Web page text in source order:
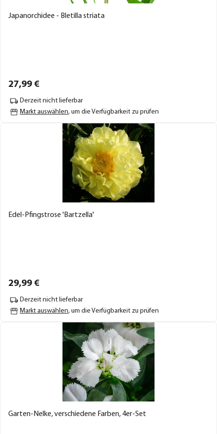
Japanorchidee - Bletilla striata
27,99 €
Derzeit nicht lieferbar
Markt auswählen, um die Verfügbarkeit zu prüfen
Edel-Pfingstrose 'Bartzella'
29,99 €
Derzeit nicht lieferbar
Markt auswählen, um die Verfügbarkeit zu prüfen
Garten-Nelke, verschiedene Farben, 4er-Set